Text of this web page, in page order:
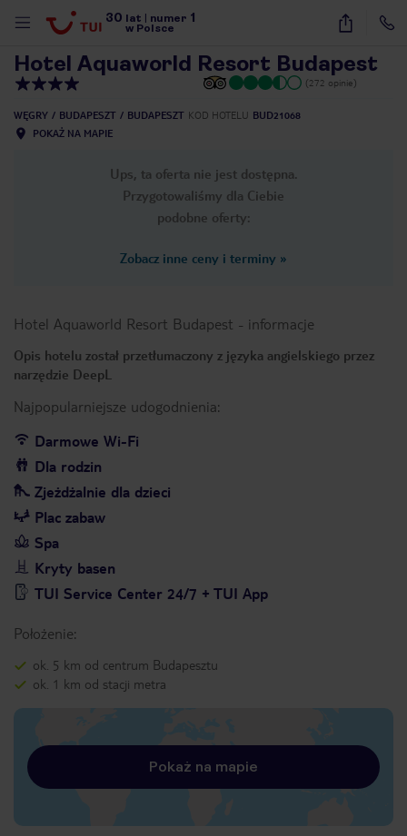
30 lat numer 1
w Polsce
17
Hotel Aquaworld Resort Budapest
(272 opinie)
WĘGRY BUDAPESZT BUDAPESZT KOD HOTELU BUD21068
POKAŻ NA MAPIE
Ups, ta oferta nie jest dostępna.
Przygotowaliśmy dla Ciebie
podobne oferty:
Zobacz inne ceny i terminy »
Hotel Aquaworld Resort Budapest - informacje
Opis hotelu został przetłumaczony z języka angielskiego przez
narzędzie DeepL
Najpopularniejsze udogodnienia:
Darmowe Wi-Fi
Dla rodzin
Zjeżdżalnie dla dzieci
Plac zabaw
Spa
Kryty basen
TUI Service Center 24/7 + TUI App
Położenie:
ok. 5 km od centrum Budapesztu
ok. 1 km od stacji metra
Pokaż na mapie